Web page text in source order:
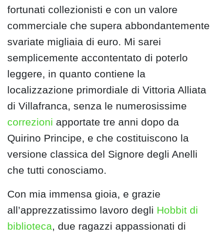
fortunati collezionisti e con un valore
commerciale che supera abbondantemente
svariate migliaia di euro. Mi sarei
semplicemente accontentato di poterlo
leggere, in quanto contiene la
localizzazione primordiale di Vittoria Alliata
di Villafranca, senza le numerosissime
correzioni apportate tre anni dopo da
Quirino Principe, e che costituiscono la
versione classica del Signore degli Anelli
che tutti conosciamo.
Con mia immensa gioia, e grazie
all’apprezzatissimo lavoro degli Hobbit di
biblioteca, due ragazzi appassionati di